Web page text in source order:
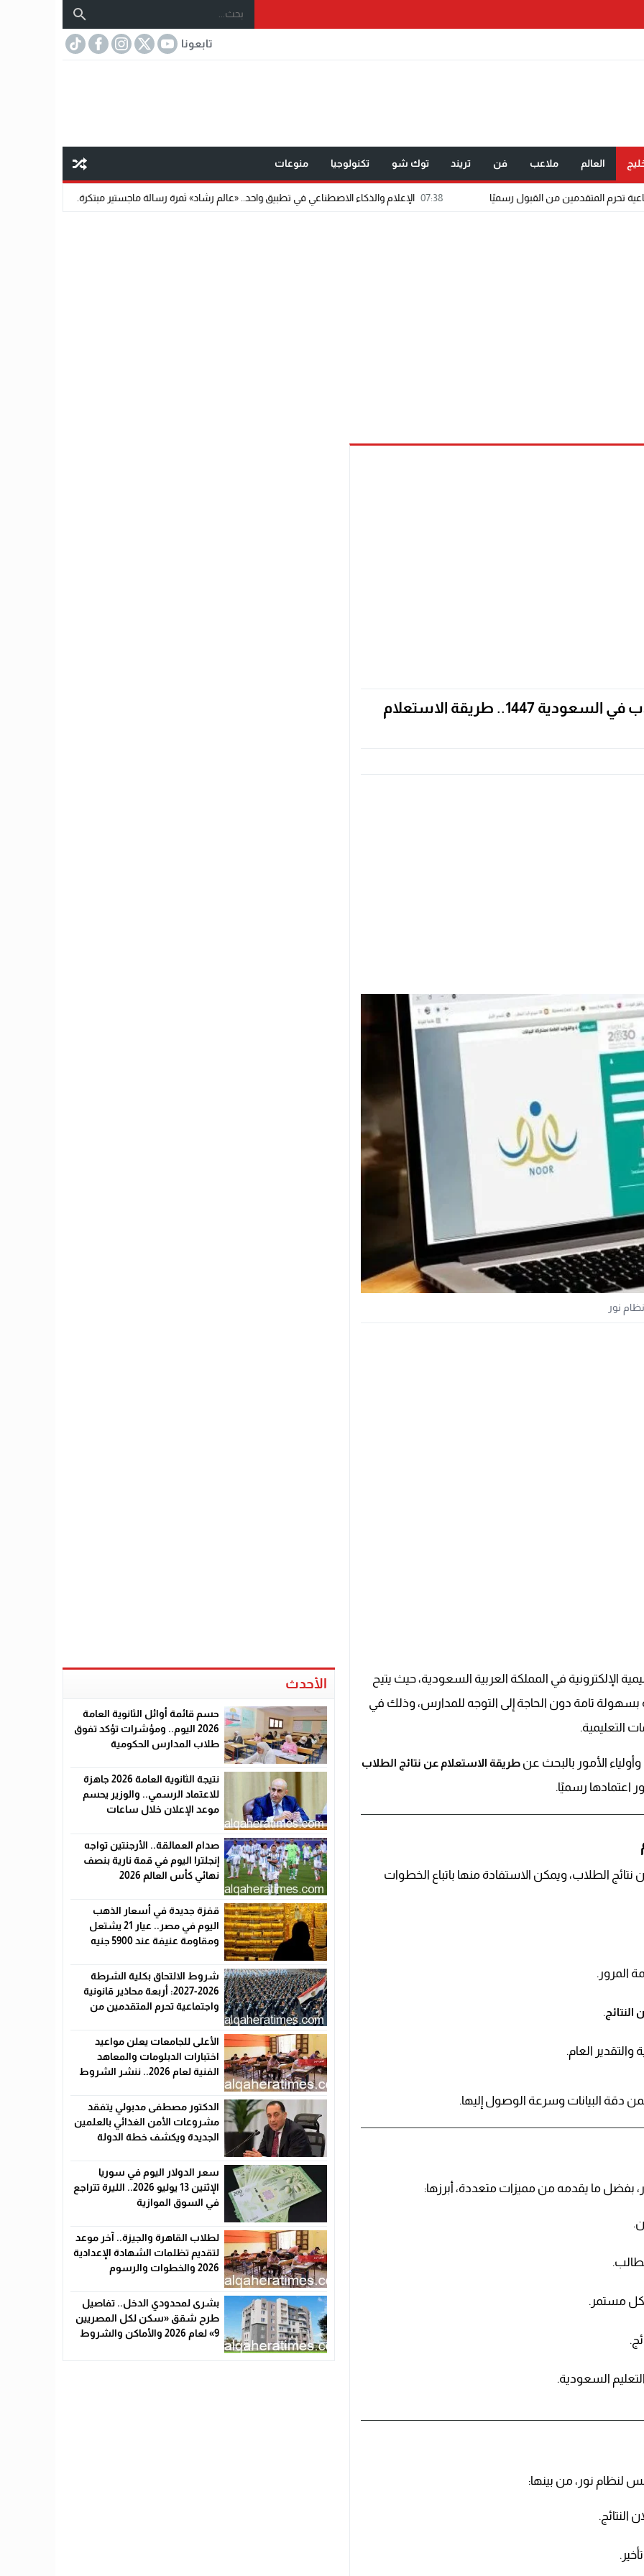
تابعونا
العالم ملاعب فن تريند توك شو تكنولوجيا منوعات
07:38 الإعلام والذكاء الاصطناعي في تطبيق واحد.. «عالم رشاد» ثمرة رسالة ماجستير مبتكرة. 07:32 مختار عتمان.. «صديق
رابط وخطوات الاستعلام عن نتائج الطلاب في السعودية 1447.. طريقة الاستعلام
نظام نور
الإلكترونية في المملكة العربية السعودية، حيث يتيح
بسهولة تامة دون الحاجة إلى التوجه للمدارس، وذلك في
التعليمية.
الأمور بالبحث عن طريقة الاستعلام عن نتائج الطلاب
اعتمادها رسميًا.
الطلاب، ويمكن الاستفادة منها باتباع الخطوات
المرور.
النتائج.
العام.
دقة البيانات وسرعة الوصول إليها.
بفضل ما يقدمه من مميزات متعددة، أبرزها:
مستمر.
السعودية.
نور، من بينها:
الأحدث
حسم قائمة أوائل الثانوية العامة
2026 اليوم.. ومؤشرات تؤكد تفوق
طلاب المدارس الحكومية
نتيجة الثانوية العامة 2026 جاهزة
للاعتماد الرسمي.. والوزير يحسم
موعد الإعلان خلال ساعات
صدام العمالقة.. الأرجنتين تواجه
إنجلترا اليوم في قمة نارية بنصف
نهائي كأس العالم 2026
قفزة جديدة في أسعار الذهب
اليوم في مصر.. عيار 21 يشتعل
ومقاومة عنيفة عند 5900 جنيه
شروط الالتحاق بكلية الشرطة
2026-2027: أربعة محاذير قانونية
واجتماعية تحرم المتقدمين من
الأعلى للجامعات يعلن مواعيد
اختبارات الدبلومات والمعاهد
الفنية لعام 2026.. ننشر الشروط
الدكتور مصطفى مدبولي يتفقد
مشروعات الأمن الغذائي بالعلمين
الجديدة ويكشف خطة الدولة
سعر الدولار اليوم في سوريا
الإثنين 13 يوليو 2026.. الليرة تتراجع
في السوق الموازية
لطلاب القاهرة والجيزة.. آخر موعد
لتقديم تظلمات الشهادة الإعدادية
2026 والخطوات والرسوم
بشرى لمحدودي الدخل.. تفاصيل
طرح شقق «سكن لكل المصريين
9» لعام 2026 والأماكن والشروط